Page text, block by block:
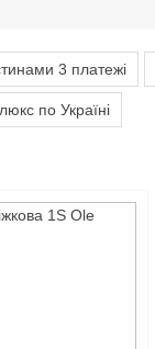
3 платежі
по Україні